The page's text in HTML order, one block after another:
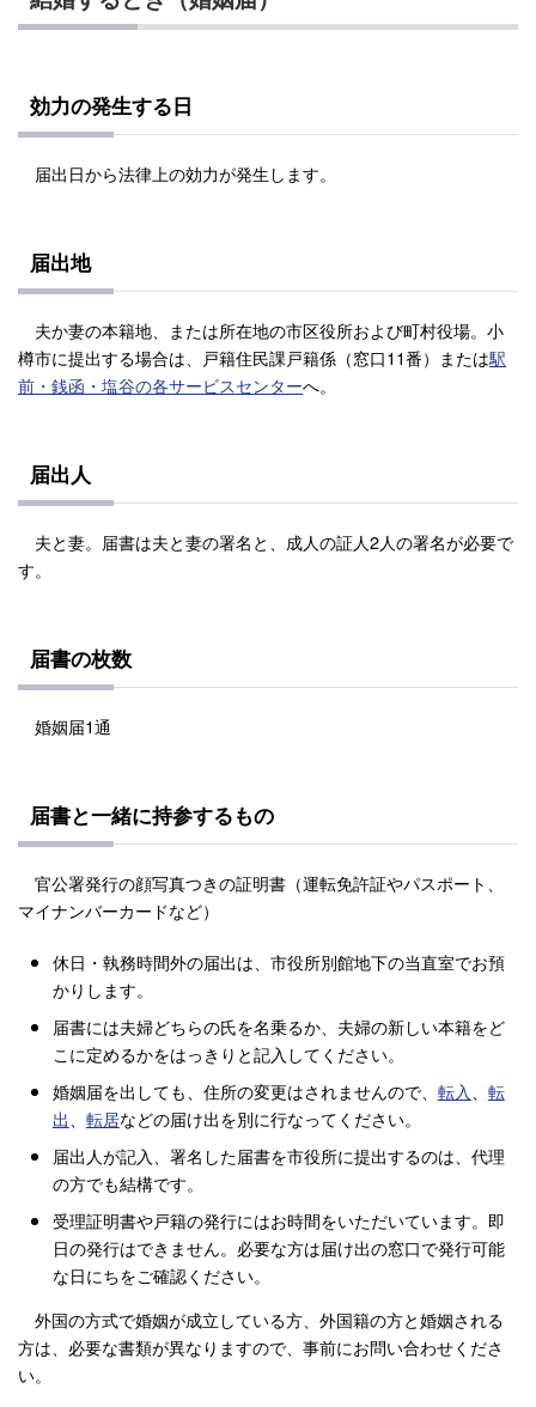
効力の発生する日
届出日から法律上の効力が発生します。
届出地
夫か妻の本籍地、または所在地の市区役所および町村役場。小
樽市に提出する場合は、戸籍住民課戸籍係（窓口11番）または駅
前・銭函・塩谷の各サービスセンターへ。
届出人
夫と妻。届書は夫と妻の署名と、成人の証人2人の署名が必要で
す。
届書の枚数
婚姻届1通
届書と一緒に持参するもの
官公署発行の顔写真つきの証明書（運転免許証やパスポート、
マイナンバーカードなど）
休日・執務時間外の届出は、市役所別館地下の当直室でお預
かりします。
届書には夫婦どちらの氏を名乗るか、夫婦の新しい本籍をど
こに定めるかをはっきりと記入してください。
婚姻届を出しても、住所の変更はされませんので、 転入
転
出
転居などの届け出を別に行なってください。
届出人が記入、署名した届書を市役所に提出するのは、代理
の方でも結構です。
受理証明書や戸籍の発行にはお時間をいただいています。即
日の発行はできません。必要な方は届け出の窓口で発行可能
な日にちをご確認ください。
外国の方式で婚姻が成立している方、外国籍の方と婚姻される
方は、必要な書類が異なりますので、事前にお問い合わせくださ
い。